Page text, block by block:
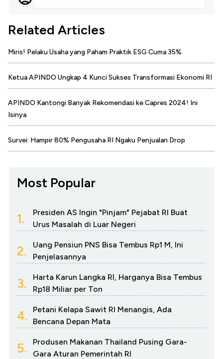
Related Articles
Miris! Pelaku Usaha yang Paham Praktik ESG Cuma 35%
Ketua APINDO Ungkap 4 Kunci Sukses Transformasi Ekonomi RI
APINDO Kantongi Banyak Rekomendasi ke Capres 2024! Ini
Isinya
Survei: Hampir 80% Pengusaha RI Ngaku Penjualan Drop
Most Popular
1.
Presiden AS Ingin "Pinjam" Pejabat RI Buat
Urus Masalah di Luar Negeri
2.
Uang Pensiun PNS Bisa Tembus Rp1 M, Ini
Penjelasannya
3.
Harta Karun Langka RI, Harganya Bisa Tembus
Rp18 Miliar per Ton
4.
Petani Kelapa Sawit RI Menangis, Ada
Bencana Depan Mata
5.
Produsen Makanan Thailand Pusing Gara-
Gara Aturan Pemerintah RI